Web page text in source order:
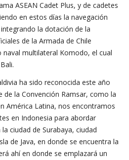
ASEAN Cadet Plus, y de cadetes
en estos días la navegación
la dotación de la
de la Armada de Chile
multilateral Komodo, el cual
ha sido reconocida este año
de la Convención Ramsar, como la
América Latina, nos encontramos
en Indonesia para abordar
ciudad de Surabaya, ciudad
de Java, en donde se encuentra la
ahí en donde se emplazará un